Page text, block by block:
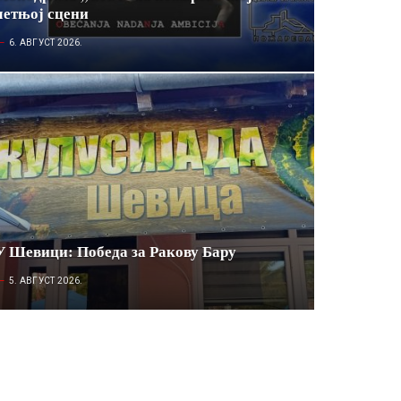
сцени
6. АВГУСТ 2026.
Шевици: Победа за Ракову Бару
5. АВГУСТ 2026.